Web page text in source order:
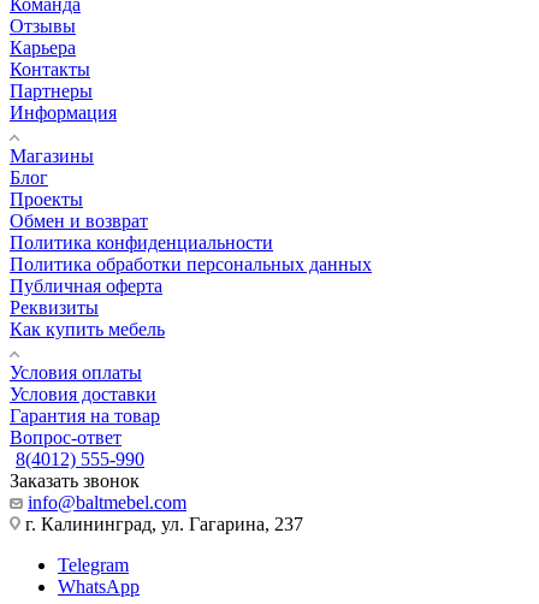
Отзывы
Карьера
Контакты
Партнеры
Информация
Магазины
Блог
Проекты
Обмен и возврат
Политика конфиденциальности
Политика обработки персональных данных
Публичная оферта
Реквизиты
Как купить мебель
Условия оплаты
Условия доставки
Гарантия на товар
Вопрос-ответ
8(4012) 555-990
Заказать звонок
info@baltmebel.com
г. Калининград, ул. Гагарина, 237
Telegram
WhatsApp